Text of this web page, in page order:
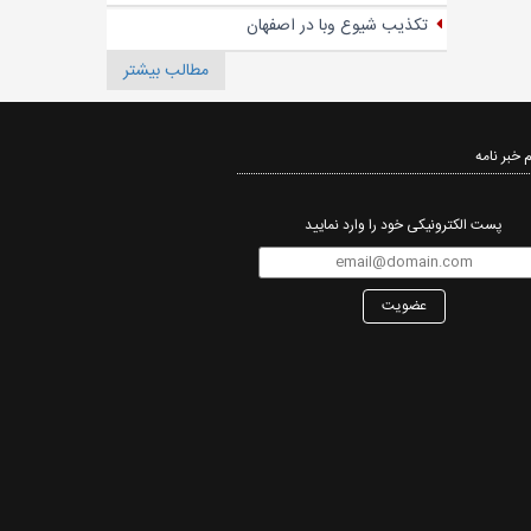
تکذیب شیوع وبا در اصفهان
مطالب بیشتر
خبر نامه‌
پست الکترونیکی خود را وارد نمایید
عضویت